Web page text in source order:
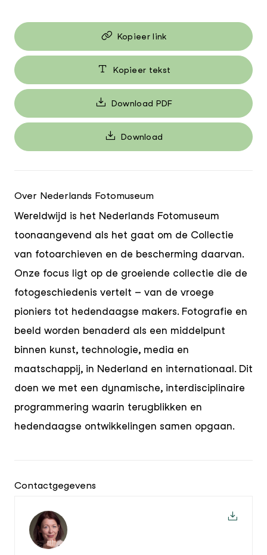
Kopieer link
Kopieer tekst
Download PDF
Download
Over Nederlands Fotomuseum
Wereldwijd is het Nederlands Fotomuseum
toonaangevend als het gaat om de Collectie
van fotoarchieven en de bescherming daarvan.
Onze focus ligt op de groeiende collectie die de
fotogeschiedenis vertelt – van de vroege
pioniers tot hedendaagse makers. Fotografie en
beeld worden benaderd als een middelpunt
binnen kunst, technologie, media en
maatschappij, in Nederland en internationaal. Dit
doen we met een dynamische, interdisciplinaire
programmering waarin terugblikken en
hedendaagse ontwikkelingen samen opgaan.
Contactgegevens